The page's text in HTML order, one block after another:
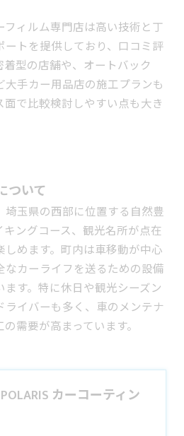
ィルム専門店は高い技術と丁
トを提供しており、口コミ評
型の店舗や、オートバック
手カー用品店の施工プランも
で比較検討しやすい点も大き
ついて
玉県の西部に位置する自然豊
ングコース、観光名所が点在
しめます。町内は車移動が中心
なカーライフを送るための設備
す。特に休日や観光シーズン
ライバーも多く、車のメンテナ
需要が高まっています。
カーコーティン